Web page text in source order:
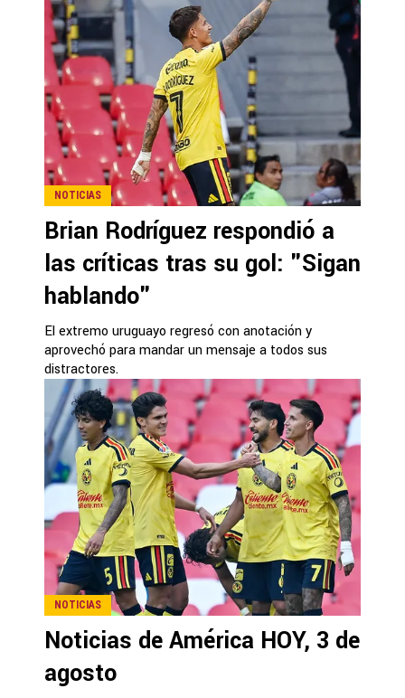
NOTICIAS
Brian Rodríguez respondió a
las críticas tras su gol: "Sigan
hablando"
El extremo uruguayo regresó con anotación y
aprovechó para mandar un mensaje a todos sus
distractores.
NOTICIAS
Noticias de América HOY, 3 de
agosto